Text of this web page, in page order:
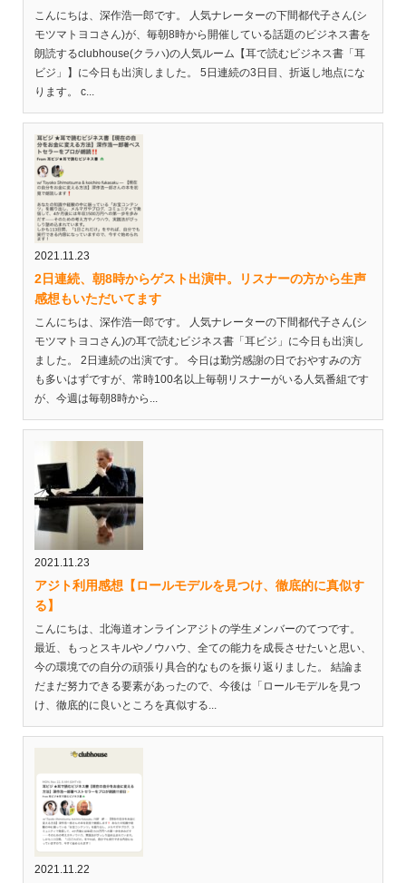
こんにちは、深作浩一郎です。 人気ナレーターの下間都代子さん(シ
モツマトヨコさん)が、毎朝8時から開催している話題のビジネス書を
朗読するclubhouse(クラハ)の人気ルーム【耳で読むビジネス書「耳
ビジ」】に今日も出演しました。 5日連続の3日目、折返し地点にな
ります。 c...
2021.11.23
2日連続、朝8時からゲスト出演中。リスナーの方から生声
感想もいただいてます
こんにちは、深作浩一郎です。 人気ナレーターの下間都代子さん(シ
モツマトヨコさん)の耳で読むビジネス書「耳ビジ」に今日も出演し
ました。 2日連続の出演です。 今日は勤労感謝の日でおやすみの方
も多いはずですが、常時100名以上毎朝リスナーがいる人気番組です
が、今週は毎朝8時から...
2021.11.23
アジト利用感想【ロールモデルを見つけ、徹底的に真似す
る】
こんにちは、北海道オンラインアジトの学生メンバーのてつです。
最近、もっとスキルやノウハウ、全ての能力を成長させたいと思い、
今の環境での自分の頑張り具合的なものを振り返りました。 結論ま
だまだ努力できる要素があったので、今後は「ロールモデルを見つ
け、徹底的に良いところを真似する...
2021.11.22